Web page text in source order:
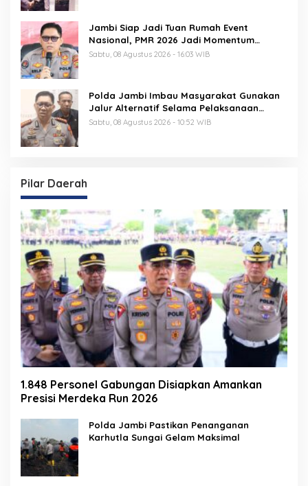
Jambi Siap Jadi Tuan Rumah Event
Nasional, PMR 2026 Jadi Momentum
Pembuktian
Sabtu, 08 Agustus 2026 - 16:03 WIB
Polda Jambi Imbau Masyarakat Gunakan
Jalur Alternatif Selama Pelaksanaan
Presisi Merdeka Run 2026
Sabtu, 08 Agustus 2026 - 10:52 WIB
Pilar Daerah
1.848 Personel Gabungan Disiapkan Amankan
Presisi Merdeka Run 2026
Polda Jambi Pastikan Penanganan
Karhutla Sungai Gelam Maksimal